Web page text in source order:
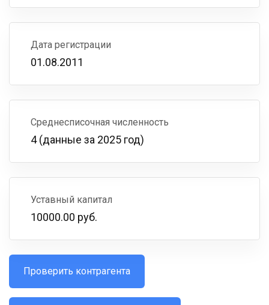
Дата регистрации
01.08.2011
Среднесписочная численность
4 (данные за 2025 год)
Уставный капитал
10000.00 руб.
Проверить контрагента